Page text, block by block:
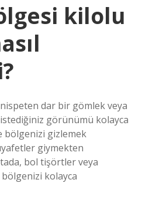
kilolu
dar bir gömlek veya
görünümü kolayca
bölgenizi gizlemek
giymekten
bol tişörtler veya
kolayca